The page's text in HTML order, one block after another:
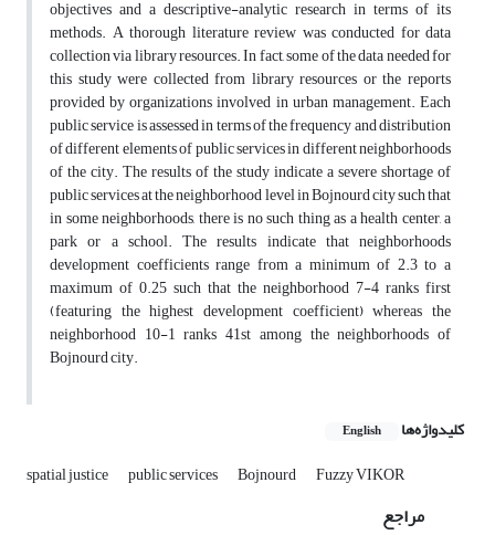
objectives and a descriptive-analytic research in terms of its
methods. A thorough literature review was conducted for data
collection via library resources. In fact, some of the data needed for
this study were collected from library resources or the reports
provided by organizations involved in urban management. Each
public service is assessed in terms of the frequency and distribution
of different elements of public services in different neighborhoods
of the city. The results of the study indicate a severe shortage of
public services at the neighborhood level in Bojnourd city such that
in some neighborhoods, there is no such thing as a health center, a
park or a school. The results indicate that neighborhoods
development coefficients range from a minimum of 2.3 to a
maximum of 0.25 such that the neighborhood 7-4 ranks first
(featuring the highest development coefficient) whereas the
neighborhood 10-1 ranks 41st among the neighborhoods of
Bojnourd city.
کلیدواژه‌ها English
spatial justice public services Bojnourd Fuzzy VIKOR
مراجع